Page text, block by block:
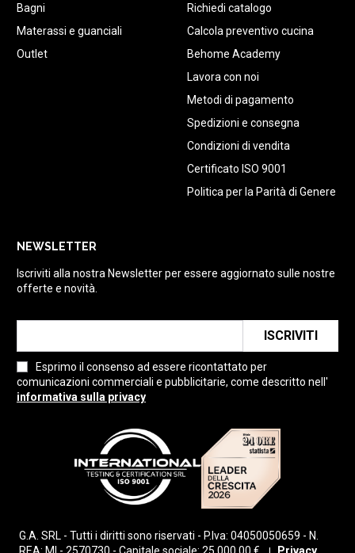
Bagni
Materassi e guanciali
Outlet
Richiedi catalogo
Calcola preventivo cucina
Behome Academy
Lavora con noi
Metodi di pagamento
Spedizioni e consegna
Condizioni di vendita
Certificato ISO 9001
Politica per la Parità di Genere
NEWSLETTER
Iscriviti alla nostra Newsletter per essere aggiornato sulle nostre
offerte e novità.
ISCRIVITI
Esprimo il consenso ad essere ricontattato per
comunicazioni commerciali e pubblicitarie, come descritto nell'
informativa sulla privacy
G.A. SRL - Tutti i diritti sono riservati - P.Iva: 04050050659 - N.